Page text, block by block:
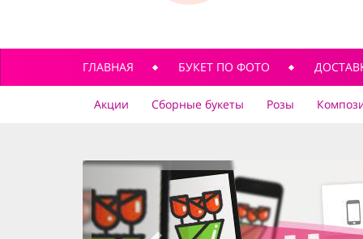
ГЛАВНАЯ БУКЕТ ПО ФОТО
Акции Сборные букеты Розы
previous